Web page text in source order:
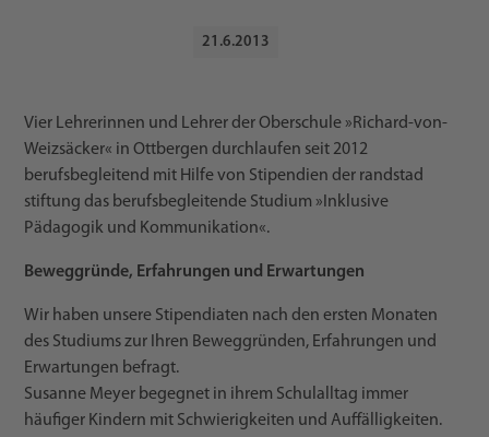
21 .6.2013
Vier Lehrerinnen und Lehrer der Oberschule »Richard-von-
Weizsäcker« in Ottbergen durchlaufen seit 2012
berufsbegleitend mit Hilfe von Stipendien der randstad
stiftung das berufsbegleitende Studium »Inklusive
Pädagogik und Kommunikation«.
Beweggründe, Erfahrungen und Erwartungen
Wir haben unsere Stipendiaten nach den ersten Monaten
des Studiums zur Ihren Beweggründen, Erfahrungen und
Erwartungen befragt.
Susanne Meyer begegnet in ihrem Schulalltag immer
häufiger Kindern mit Schwierigkeiten und Auffälligkeiten.